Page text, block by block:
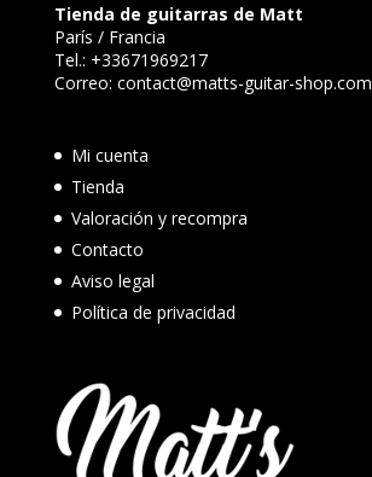
Tienda de guitarras de Matt
París / Francia
Tel.: +33671969217
Correo: contact@matts-guitar-shop.com
Mi cuenta
Tienda
Valoración y recompra
Contacto
Aviso legal
Política de privacidad